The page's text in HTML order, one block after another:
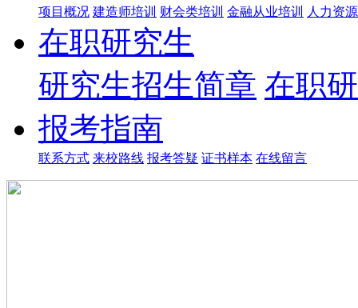
项目概况 建造师培训 财会类培训 金融从业培训 人力资
在职研究生
研究生招生简章 在职
报考指南
联系方式 来校路线 报考答疑 证书样本 在线留言